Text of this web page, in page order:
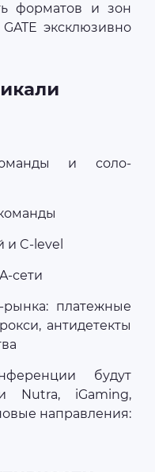
форматов и зон
эксклюзивно
и соло-
и C-level
сети
платежные
антидетекты
будут
Nutra, iGaming,
направления: